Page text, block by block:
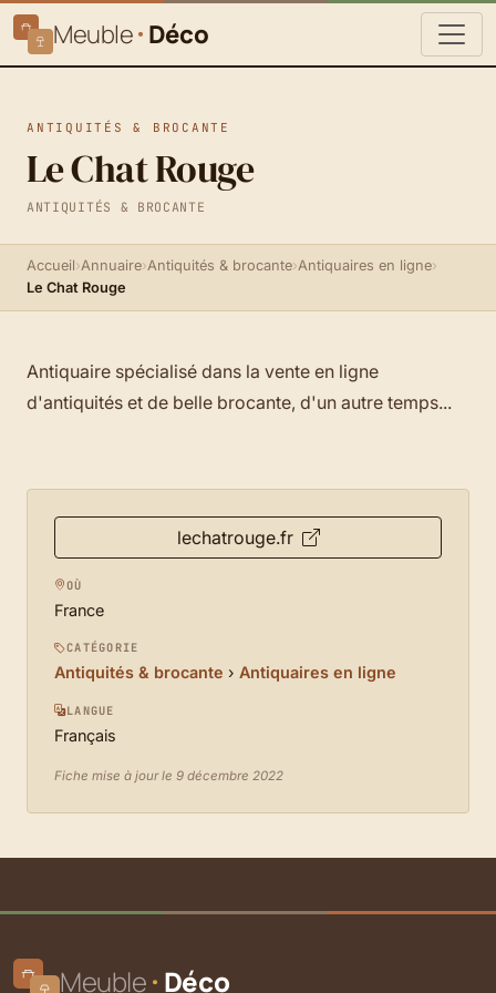
Meuble Déco
ANTIQUITÉS & BROCANTE
Le Chat Rouge
ANTIQUITÉS & BROCANTE
Accueil›Annuaire›Antiquités & brocante›Antiquaires en ligne›
Le Chat Rouge
Antiquaire spécialisé dans la vente en ligne
d'antiquités et de belle brocante, d'un autre temps...
lechatrouge.fr
OÙ
France
CATÉGORIE
Antiquités & brocante › Antiquaires en ligne
LANGUE
Français
Fiche mise à jour le 9 décembre 2022
Meuble Déco